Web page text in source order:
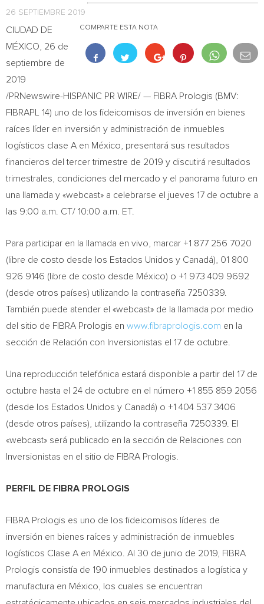
26 SEPTIEMBRE 2019
COMPARTE ESTA NOTA
CIUDAD DE
MÉXICO, 26 de
septiembre de
2019
/PRNewswire-HISPANIC PR WIRE/ — FIBRA Prologis (BMV:
FIBRAPL 14) uno de los fideicomisos de inversión en bienes
raíces líder en inversión y administración de inmuebles
logísticos clase A en México, presentará sus resultados
financieros del tercer trimestre de 2019 y discutirá resultados
trimestrales, condiciones del mercado y el panorama futuro en
una llamada y «webcast» a celebrarse el jueves 17 de octubre a
las 9:00 a.m. CT/ 10:00 a.m. ET.
Para participar en la llamada en vivo, marcar +1 877 256 7020
(libre de costo desde los Estados Unidos y Canadá), 01 800
926 9146 (libre de costo desde México) o +1 973 409 9692
(desde otros países) utilizando la contraseña 7250339.
También puede atender el «webcast» de la llamada por medio
del sitio de FIBRA Prologis en www.fibraprologis.com en la
sección de Relación con Inversionistas el 17 de octubre.
Una reproducción telefónica estará disponible a partir del 17 de
octubre hasta el 24 de octubre en el número +1 855 859 2056
(desde los Estados Unidos y Canadá) o +1 404 537 3406
(desde otros países), utilizando la contraseña 7250339. El
«webcast» será publicado en la sección de Relaciones con
Inversionistas en el sitio de FIBRA Prologis.
PERFIL DE FIBRA PROLOGIS
FIBRA Prologis es uno de los fideicomisos líderes de
inversión en bienes raíces y administración de inmuebles
logísticos Clase A en México. Al 30 de junio de 2019, FIBRA
Prologis consistía de 190 inmuebles destinados a logística y
manufactura en México, los cuales se encuentran